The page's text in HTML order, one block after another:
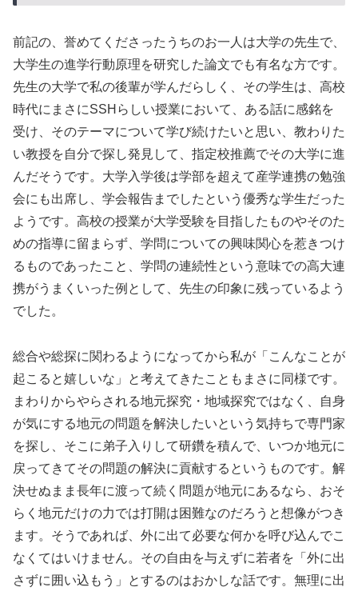
前記の、誉めてくださったうちのお一人は大学の先生で、
大学生の進学行動原理を研究した論文でも有名な方です。
先生の大学で私の後輩が学んだらしく、その学生は、高校
時代にまさにSSHらしい授業において、ある話に感銘を
受け、そのテーマについて学び続けたいと思い、教わりた
い教授を自分で探し発見して、指定校推薦でその大学に進
んだそうです。大学入学後は学部を超えて産学連携の勉強
会にも出席し、学会報告までしたという優秀な学生だった
ようです。高校の授業が大学受験を目指したものやそのた
めの指導に留まらず、学問についての興味関心を惹きつけ
るものであったこと、学問の連続性という意味での高大連
携がうまくいった例として、先生の印象に残っているよう
でした。
総合や総探に関わるようになってから私が「こんなことが
起こると嬉しいな」と考えてきたこともまさに同様です。
まわりからやらされる地元探究・地域探究ではなく、自身
が気にする地元の問題を解決したいという気持ちで専門家
を探し、そこに弟子入りして研鑽を積んで、いつか地元に
戻ってきてその問題の解決に貢献するというものです。解
決せぬまま長年に渡って続く問題が地元にあるなら、おそ
らく地元だけの力では打開は困難なのだろうと想像がつき
ます。そうであれば、外に出て必要な何かを呼び込んでこ
なくてはいけません。その自由を与えずに若者を「外に出
さずに囲い込もう」とするのはおかしな話です。無理に出